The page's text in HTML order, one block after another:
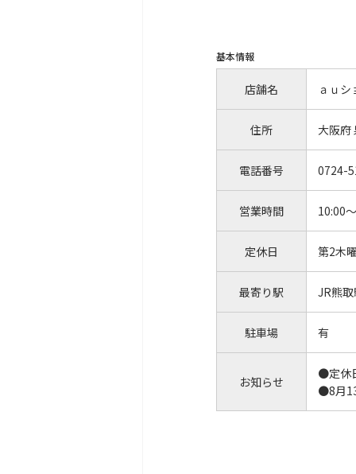
基本情報
店舗名 ａｕ
住所 大阪府
電話番号 0724-
営業時間 10:00
定休日 第2木
最寄り駅 JR熊
駐車場 有
お知らせ
●定休
●8月